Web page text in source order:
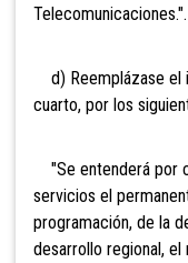
Telecomunicaciones.".
d) Reemplázase el
cuarto, por los
"Se entenderá por
servicios el
programación, de la
desarrollo regional,